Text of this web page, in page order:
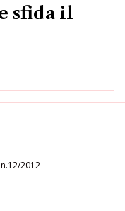
sfida il
2012